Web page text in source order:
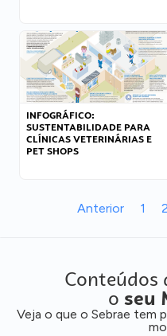
INFOGRÁFICO:
SUSTENTABILIDADE PARA
CLÍNICAS VETERINÁRIAS E
PET SHOPS
Anterior 1 2
Conteúdos
o seu
Veja o que o Sebrae tem